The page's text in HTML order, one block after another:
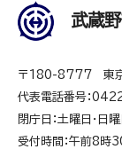
武蔵
〒180-8777 東京
代表電話番号：
閉庁日：土曜日・日
受付時間：午前8時